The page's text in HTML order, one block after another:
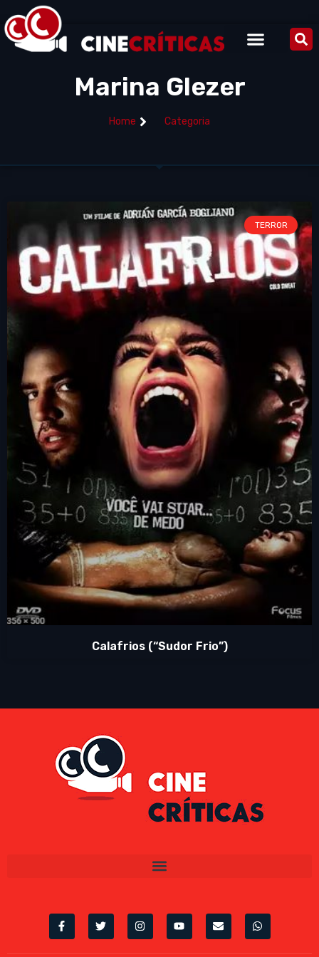
Marina Glezer
Home Categoria
TERROR
Calafrios (“Sudor Frio”)